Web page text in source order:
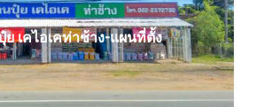
ย เคไอเคท่าช้าง-แผนที่ตั้ง